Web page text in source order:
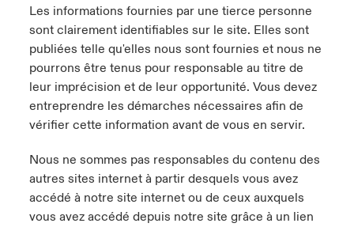
Les informations fournies par une tierce personne
sont clairement identifiables sur le site. Elles sont
publiées telle qu'elles nous sont fournies et nous ne
pourrons être tenus pour responsable au titre de
leur imprécision et de leur opportunité. Vous devez
entreprendre les démarches nécessaires afin de
vérifier cette information avant de vous en servir.
Nous ne sommes pas responsables du contenu des
autres sites internet à partir desquels vous avez
accédé à notre site internet ou de ceux auxquels
vous avez accédé depuis notre site grâce à un lien